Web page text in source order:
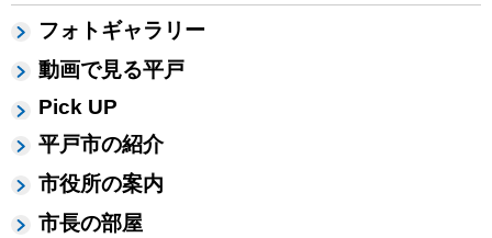
フォトギャラリー
動画で見る平戸
Pick UP
平戸市の紹介
市役所の案内
市長の部屋